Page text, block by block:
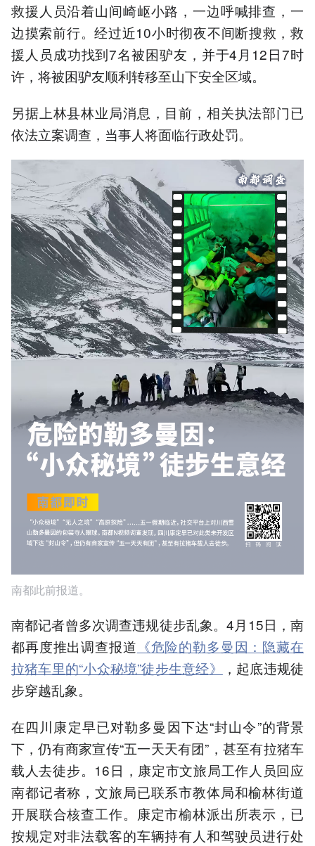
救援人员沿着山间崎岖小路，一边呼喊排查，一
边摸索前行。经过近10小时彻夜不间断搜救，救
援人员成功找到7名被困驴友，并于4月12日7时
许，将被困驴友顺利转移至山下安全区域。
另据上林县林业局消息，目前，相关执法部门已
依法立案调查，当事人将面临行政处罚。
南都此前报道。
南都记者曾多次调查违规徒步乱象。4月15日，南
都再度推出调查报道 《危险的勒多曼因：隐藏在
拉猪车里的“小众秘境”徒步生意经》
，起底违规徒
步穿越乱象。
在四川康定早已对勒多曼因下达“封山令”的背景
下，仍有商家宣传“五一天天有团”，甚至有拉猪车
载人去徒步。16日，康定市文旅局工作人员回应
南都记者称，文旅局已联系市教体局和榆林街道
开展联合核查工作。康定市榆林派出所表示，已
按规定对非法载客的车辆持有人和驾驶员进行处